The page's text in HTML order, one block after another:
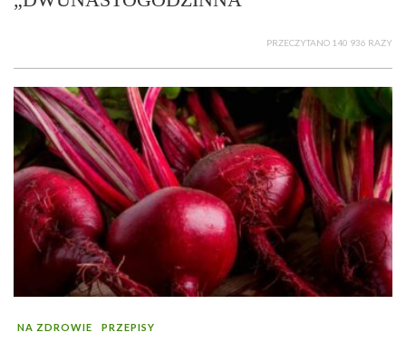
PRZECZYTANO 140 936 RAZY
NA ZDROWIE PRZEPISY